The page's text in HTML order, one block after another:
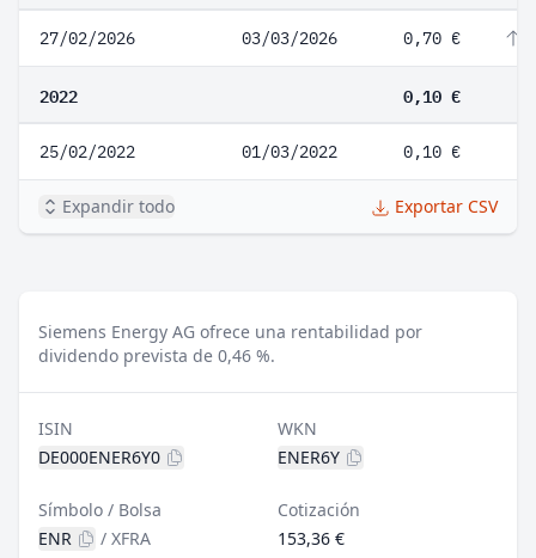
27/02/2026 03/03/2026 0,70 €
2022 0,10 €
25/02/2022 01/03/2022 0,10 €
Expandir todo Exportar CSV
Siemens Energy AG ofrece una rentabilidad por
dividendo prevista de 0,46 %.
ISIN
DE000ENER6Y0
WKN
ENER6Y
Símbolo / Bolsa
ENR
/ XFRA
Cotización
153,36 €